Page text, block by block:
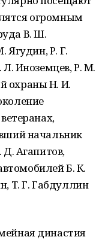
огромным
В. Ш.
Ягудин, Р. Г.
Иноземцев, Р. М.
охраны Н. И.
начальник
Агапитов,
Б. К.
Т. Г. Габдуллин
династия